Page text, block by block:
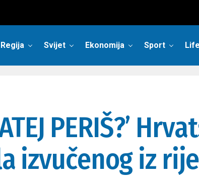
Regija Svijet Ekonomija Sport
PERIŠ?’
iz